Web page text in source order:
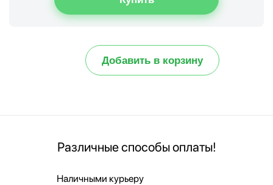
Добавить в корзину
Различные способы оплаты!
Наличными курьеру